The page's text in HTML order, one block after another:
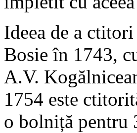
Ideea de a
Bosie în 1743,
A.V.
1754 este
o bolniță